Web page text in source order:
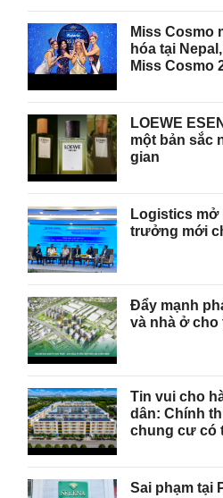
Miss Cosmo
hóa tại
Miss Cosmo
LOEWE
một bản sắc
gian
Logistics mở
trưởng mới
Đẩy mạnh
và nhà ở cho
Tin vui cho
dân: Chính
chung cư có
Sai phạm tại